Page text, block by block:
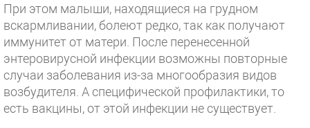
При этом малыши, находящиеся на грудном
вскармливании, болеют редко, так как получают
иммунитет от матери. После перенесенной
энтеровирусной инфекции возможны повторные
случаи заболевания из-за многообразия видов
возбудителя. А специфической профилактики, то
есть вакцины, от этой инфекции не существует.